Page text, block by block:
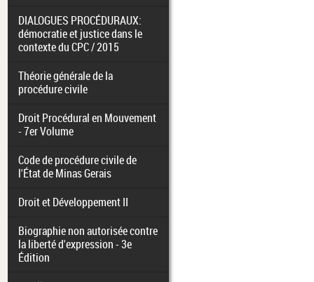
DIALOGUES PROCÉDURAUX:
démocratie et justice dans le
contexte du CPC / 2015
Théorie générale de la
procédure civile
Droit Procédural en Mouvement
- 7er Volume
Code de procédure civile de
l'État de Minas Gerais
Droit et Développement II
Biographie non autorisée contre
la liberté d'expression - 3e
Édition